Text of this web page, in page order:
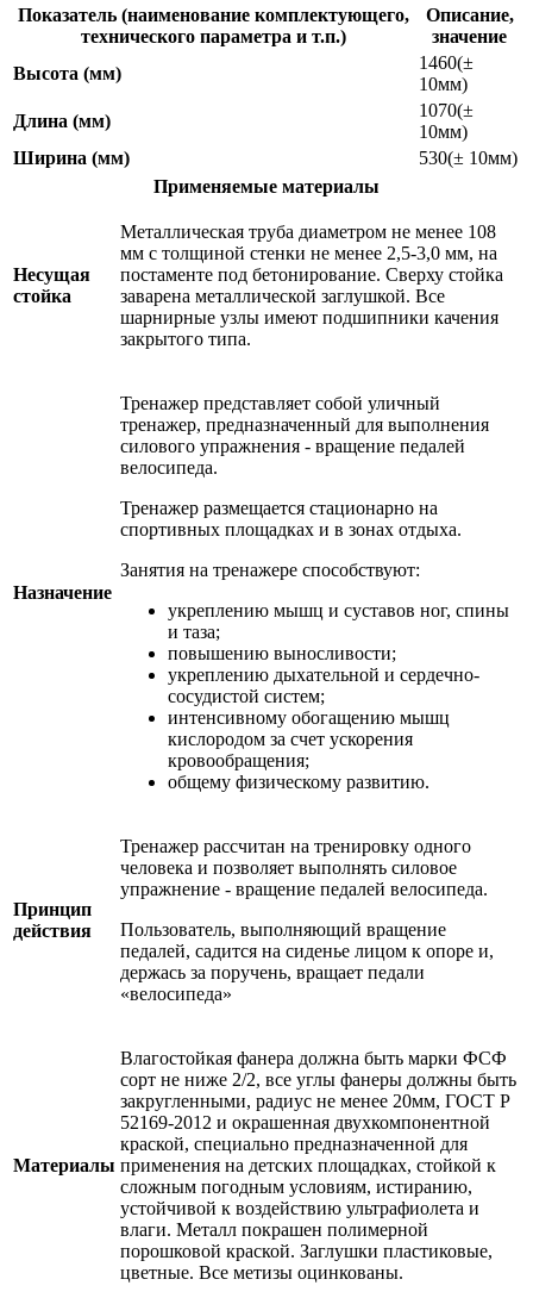
Показатель (наименование комплектующего,
технического параметра и т.п.)
Описание,
значение
Высота (мм)
1460(±
10мм)
Длина (мм)
1070(±
10мм)
Ширина (мм)
530(± 10мм)
Применяемые материалы
Несущая
стойка
Металлическая труба диаметром не менее 108
мм с толщиной стенки не менее 2,5-3,0 мм, на
постаменте под бетонирование. Сверху стойка
заварена металлической заглушкой. Все
шарнирные узлы имеют подшипники качения
закрытого типа.
Назначение
Тренажер представляет собой уличный
тренажер, предназначенный для выполнения
силового упражнения - вращение педалей
велосипеда.
Тренажер размещается стационарно на
спортивных площадках и в зонах отдыха.
Занятия на тренажере способствуют:
укреплению мышц и суставов ног, спины
и таза;
повышению выносливости;
укреплению дыхательной и сердечно-
сосудистой систем;
интенсивному обогащению мышц
кислородом за счет ускорения
кровообращения;
общему физическому развитию.
Принцип
действия
Тренажер рассчитан на тренировку одного
человека и позволяет выполнять силовое
упражнение - вращение педалей велосипеда.
Пользователь, выполняющий вращение
педалей, садится на сиденье лицом к опоре и,
держась за поручень, вращает педали
«велосипеда»
Материалы
Влагостойкая фанера должна быть марки ФСФ
сорт не ниже 2/2, все углы фанеры должны быть
закругленными, радиус не менее 20мм, ГОСТ Р
52169-2012 и окрашенная двухкомпонентной
краской, специально предназначенной для
применения на детских площадках, стойкой к
сложным погодным условиям, истиранию,
устойчивой к воздействию ультрафиолета и
влаги. Металл покрашен полимерной
порошковой краской. Заглушки пластиковые,
цветные. Все метизы оцинкованы.